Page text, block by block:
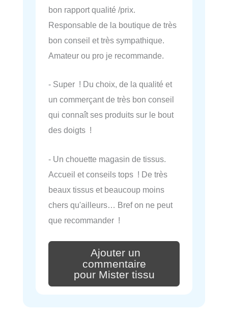
bon rapport qualité /prix.
Responsable de la boutique de très
bon conseil et très sympathique.
Amateur ou pro je recommande.
- Super ! Du choix, de la qualité et
un commerçant de très bon conseil
qui connaît ses produits sur le bout
des doigts !
- Un chouette magasin de tissus.
Accueil et conseils tops ! De très
beaux tissus et beaucoup moins
chers qu'ailleurs… Bref on ne peut
que recommander !
Ajouter un
commentaire
pour Mister tissu